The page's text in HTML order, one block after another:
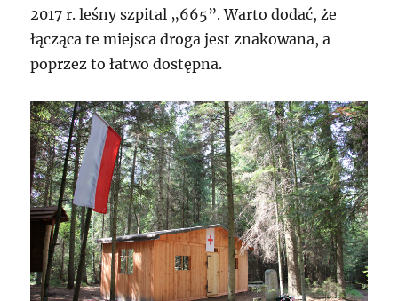
2017 r. leśny szpital „665”. Warto dodać, że
łącząca te miejsca droga jest znakowana, a
poprzez to łatwo dostępna.